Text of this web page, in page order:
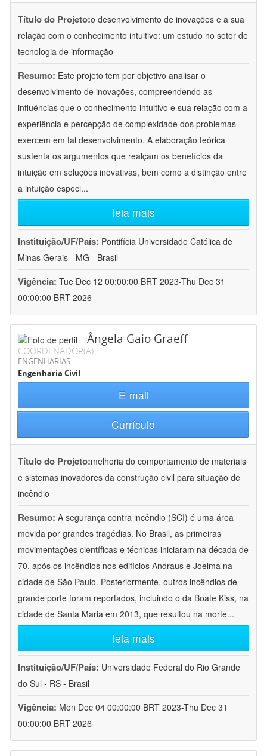
Título do Projeto:o desenvolvimento de inovações e a sua
relação com o conhecimento intuitivo: um estudo no setor de
tecnologia de informação
Resumo: Este projeto tem por objetivo analisar o
desenvolvimento de inovações, compreendendo as
influências que o conhecimento intuitivo e sua relação com a
experiência e percepção de complexidade dos problemas
exercem em tal desenvolvimento. A elaboração teórica
sustenta os argumentos que realçam os benefícios da
intuição em soluções inovativas, bem como a distinção entre
a intuição especi...
leia mais
Instituição/UF/País: Pontifícia Universidade Católica de
Minas Gerais - MG - Brasil
Vigência: Tue Dec 12 00:00:00 BRT 2023-Thu Dec 31
00:00:00 BRT 2026
Ângela Gaio Graeff
COORDENADOR(A)
ENGENHARIAS
Engenharia Civil
E-mail
Currículo
Título do Projeto:melhoria do comportamento de materiais
e sistemas inovadores da construção civil para situação de
incêndio
Resumo: A segurança contra incêndio (SCI) é uma área
movida por grandes tragédias. No Brasil, as primeiras
movimentações científicas e técnicas iniciaram na década de
70, após os incêndios nos edifícios Andraus e Joelma na
cidade de São Paulo. Posteriormente, outros incêndios de
grande porte foram reportados, incluindo o da Boate Kiss, na
cidade de Santa Maria em 2013, que resultou na morte...
leia mais
Instituição/UF/País: Universidade Federal do Rio Grande
do Sul - RS - Brasil
Vigência: Mon Dec 04 00:00:00 BRT 2023-Thu Dec 31
00:00:00 BRT 2026